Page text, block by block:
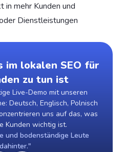
in mehr Kunden und
Dienstleistungen
im lokalen SEO für
zu tun ist
Live-Demo mit unseren
Deutsch, Englisch, Polnisch
uns auf das, was
Kunden wichtig ist.
und bodenständige Leute
dahinter."